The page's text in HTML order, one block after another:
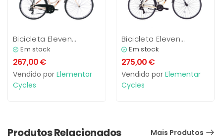
Bicicleta Eleven
Comfort 7V
Em stock
267,00€
Vendido por Elementar
Cycles
Bicicleta Eleven
Comfort
Em stock
275,00€
Vendido por Elementar
Cycles
Produtos Relacionados Mais Produtos